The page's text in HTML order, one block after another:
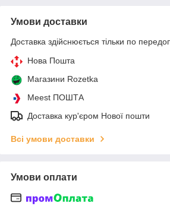
Умови доставки
Доставка здійснюється тільки по
Нова Пошта
Магазини Rozetka
Meest ПОШТА
Доставка кур'єром Нової пошти
Всі умови доставки
Умови оплати